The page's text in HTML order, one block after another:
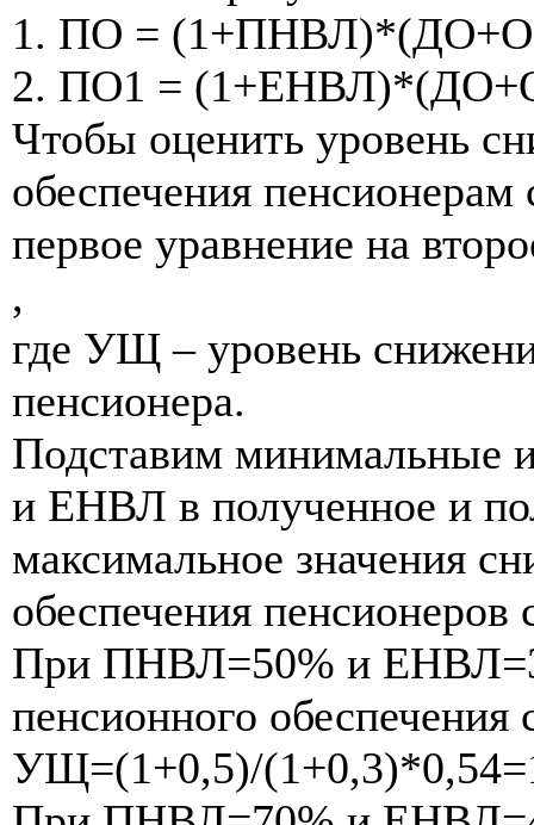
1. ПО =
2. ПО1 =
Чтобы оценить уровень
обеспечения
первое уравнение на
,
где УЩ – уровень
пенсионера.
Подставим минимальные
и ЕНВЛ в полученное и
максимальное значения
обеспечения пенсионеров
При ПНВЛ=50% и
пенсионного обеспечения
УЩ=(1+0,5)/